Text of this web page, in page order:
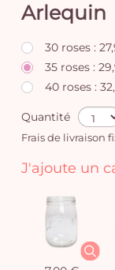
Arlequin
30 roses :
35 roses :
40 roses :
Quantité
Frais de livraison
J'ajoute un